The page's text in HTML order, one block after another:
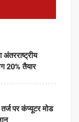
20% तैयार
पर कंप्यूटर मोड